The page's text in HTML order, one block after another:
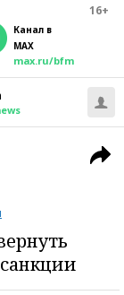
16+
Канал в
MAX
max.ru/bfm